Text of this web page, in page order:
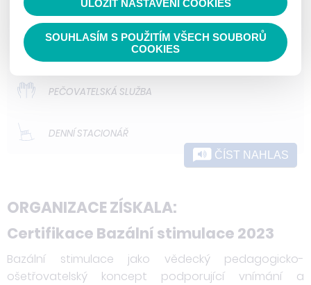
ODLEHČOVACÍ SLUŽBY
DOMOVY PRO OSOBY SE ZDRAVOTNÍM
PEČOVATELSKÁ SLUŽBA
DENNÍ STACIONÁŘ
ČÍST NAHLAS
ORGANIZACE ZÍSKALA:
Certifikace Bazální stimulace 2023
Bazální stimulace jako vědecký pedagogicko-
ošetřovatelský koncept podporující vnímání a
ULOŽIT NASTAVENÍ COOKIES
SOUHLASÍM S POUŽITÍM VŠECH SOUBORŮ
COOKIES